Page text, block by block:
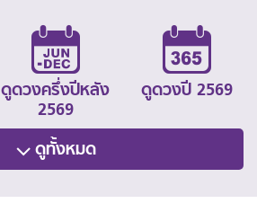
ดูดวงครึ่งปีหลัง
2569
ดูดวงปี 2569
ดูทั้งหมด